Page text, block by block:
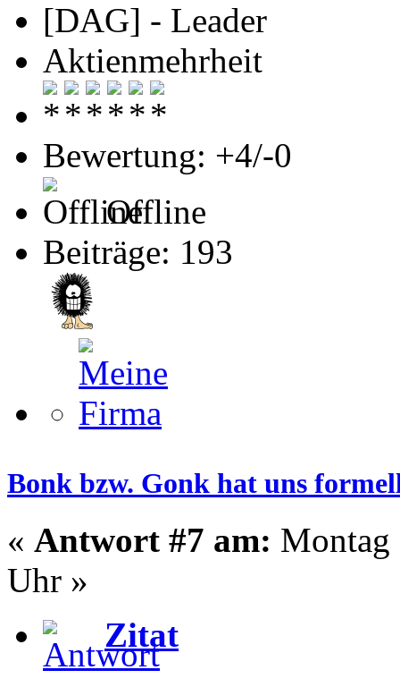
[DAG] - Leader
Aktienmehrheit
Bewertung: +4/-0
Offline
Beiträge: 193
Bonk bzw. Gonk hat uns
« Antwort #7 am: Montag
Uhr »
Zitat